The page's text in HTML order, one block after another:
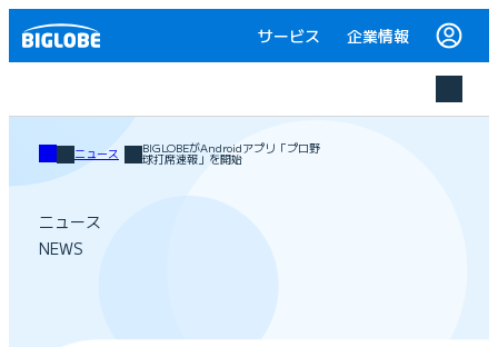
サービス 企業情報
ニュース BIGLOBEがAndroidアプリ「プロ野
球打席速報」を開始
ニュース
NEWS